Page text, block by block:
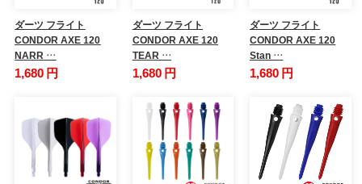
ダーツ フライト
CONDOR AXE 120
NARR …
1,680 円
ダーツ フライト
CONDOR AXE 120
TEAR …
1,680 円
ダーツ フライト
CONDOR AXE 120
Stan …
1,680 円